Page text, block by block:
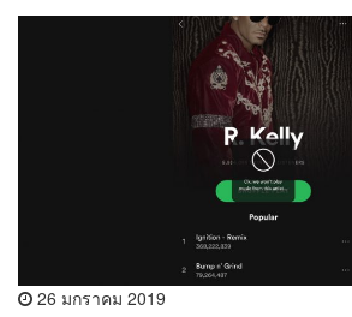
26 มกราคม 2019